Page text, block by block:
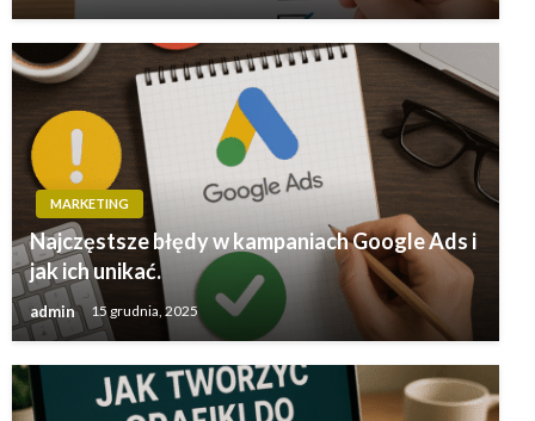
MARKETING
Najczęstsze błędy w kampaniach Google Ads i
jak ich unikać.
admin 15 grudnia, 2025